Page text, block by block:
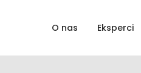
O nas Eksperci